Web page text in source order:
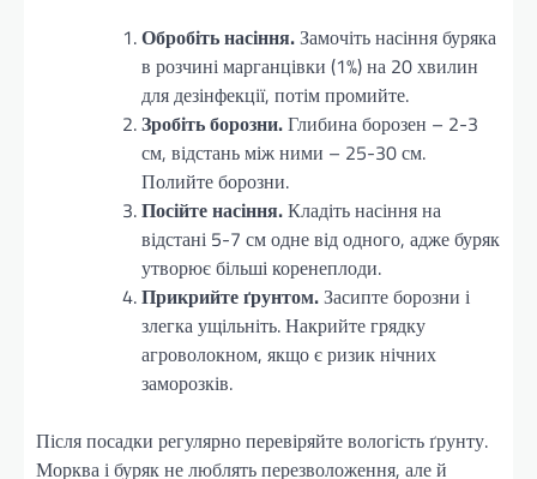
Обробіть насіння.Замочіть насіння буряка
в розчині марганцівки (1%) на 20 хвилин
для дезінфекції, потім промийте.
Зробіть борозни.Глибина борозен – 2-3
см, відстань між ними – 25-30 см.
Полийте борозни.
Посійте насіння.Кладіть насіння на
відстані 5-7 см одне від одного, адже буряк
утворює більші коренеплоди.
Прикрийте ґрунтом.Засипте борозни і
злегка ущільніть. Накрийте грядку
агроволокном, якщо є ризик нічних
заморозків.
Після посадки регулярно перевіряйте вологість ґрунту.
Морква і буряк не люблять перезволоження, але й